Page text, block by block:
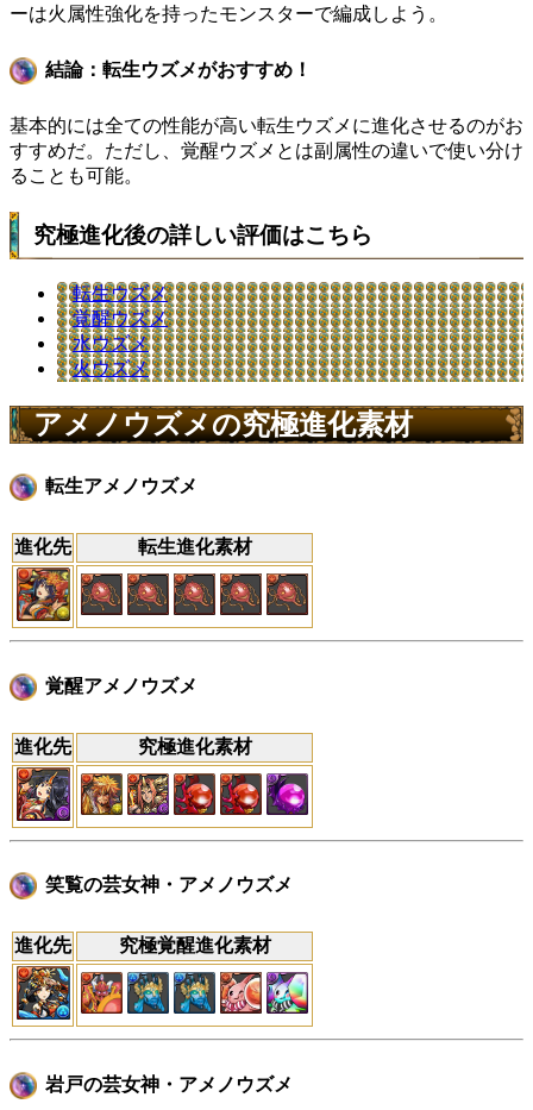
ーは火属性強化を持ったモンスターで編成しよう。
結論：転生ウズメがおすすめ！
基本的には全ての性能が高い転生ウズメに進化させるのがお
すすめだ。ただし、覚醒ウズメとは副属性の違いで使い分け
ることも可能。
究極進化後の詳しい評価はこちら
転生ウズメ
覚醒ウズメ
水ウズメ
火ウズメ
アメノウズメの究極進化素材
転生アメノウズメ
進化先 転生進化素材
覚醒アメノウズメ
進化先 究極進化素材
笑覧の芸女神・アメノウズメ
進化先 究極覚醒進化素材
岩戸の芸女神・アメノウズメ